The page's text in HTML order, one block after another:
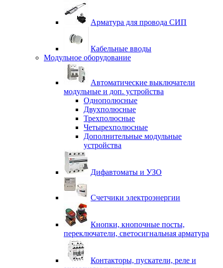
Арматура для провода СИП
Кабельные вводы
Модульное оборудование
Автоматические выключатели
модульные и доп. устройства
Однополюсные
Двухполюсные
Трехполюсные
Четырехполюсные
Дополнительные модульные
устройства
Дифавтоматы и УЗО
Счетчики электроэнергии
Кнопки, кнопочные посты,
переключатели, светосигнальная арматура
Контакторы, пускатели, реле и